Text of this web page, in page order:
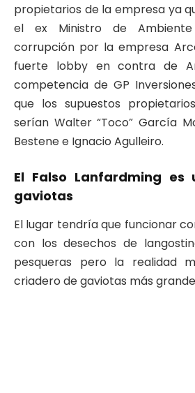
propietarios de la empresa ya
el ex Ministro de
corrupción por la empresa
fuerte lobby en contra de
competencia de GP
que los supuestos
serían Walter “Toco” García
Bestene e Ignacio Agulleiro.
El Falso Lanfardming es
gaviotas
El lugar tendría que funcionar
con los desechos de
pesqueras pero la realidad
criadero de gaviotas más